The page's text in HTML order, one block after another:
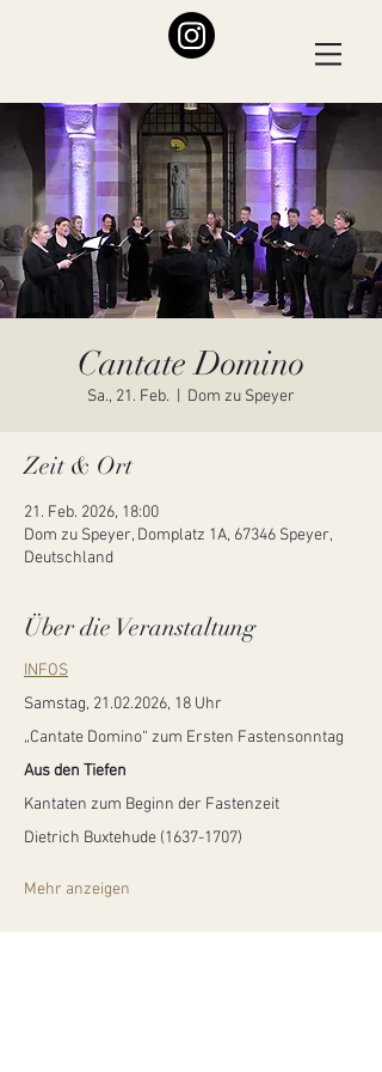
Cantate Domino
Sa., 21. Feb. Dom zu Speyer
Zeit & Ort
21. Feb. 2026, 18:00
Dom zu Speyer, Domplatz 1A, 67346 Speyer,
Deutschland
Über die Veranstaltung
INFOS
Samstag, 21.02.2026, 18 Uhr
„Cantate Domino“ zum Ersten Fastensonntag
Aus den Tiefen
Kantaten zum Beginn der Fastenzeit
Dietrich Buxtehude (1637-1707)
Mehr anzeigen